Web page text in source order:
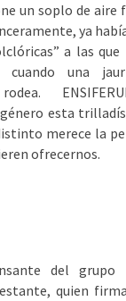
un soplo de aire
ya
a las que
cuando una
esta
merece la
ofrecernos.
del grupo
quien